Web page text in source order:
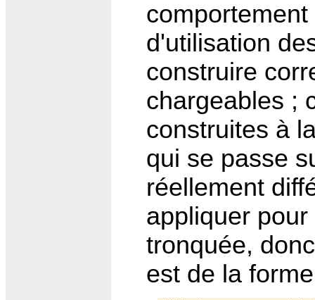
d'utilisation
construire
chargeables ;
construites à
qui se passe
réellement
appliquer
tronquée,
est de la